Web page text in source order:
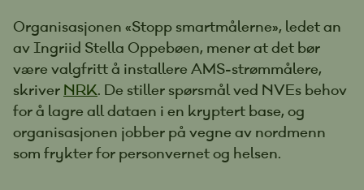
Organisasjonen «Stopp smartmålerne», ledet an
av Ingriid Stella Oppebøen, mener at det bør
være valgfritt å installere AMS-strømmålere,
skriver NRK. De stiller spørsmål ved NVEs behov
for å lagre all dataen i en kryptert base, og
organisasjonen jobber på vegne av nordmenn
som frykter for personvernet og helsen.